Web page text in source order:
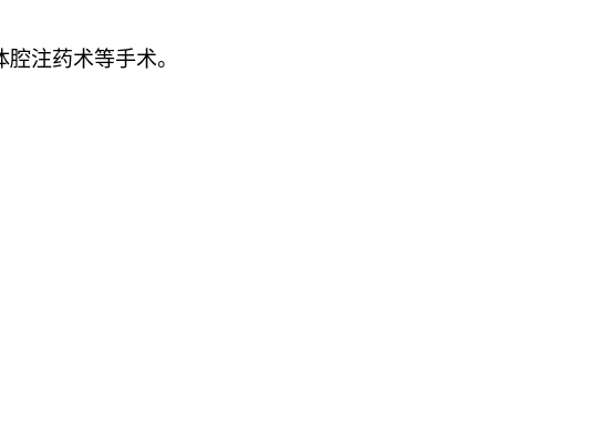
腔注药术等手术。